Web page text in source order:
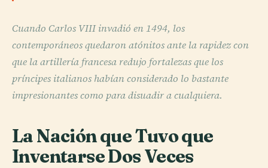
Cuando Carlos VIII invadió en 1494, los
contemporáneos quedaron atónitos ante la rapidez con
que la artillería francesa redujo fortalezas que los
príncipes italianos habían considerado lo bastante
impresionantes como para disuadir a cualquiera.
La Nación que Tuvo que
Inventarse Dos Veces